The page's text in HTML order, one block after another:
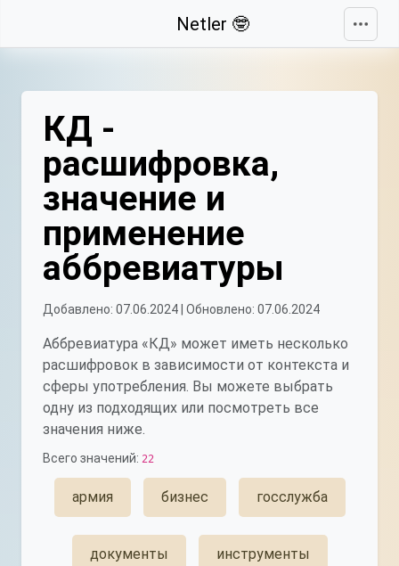
Netler 🤓
КД -
расшифровка,
значение и
применение
аббревиатуры
Добавлено: 07.06.2024 | Обновлено: 07.06.2024
Аббревиатура «КД» может иметь несколько
расшифровок в зависимости от контекста и
сферы употребления. Вы можете выбрать
одну из подходящих или посмотреть все
значения ниже.
Всего значений: 22
армия бизнес госслужба
документы инструменты